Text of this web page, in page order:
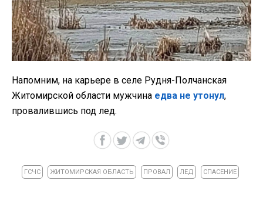
Напомним, на карьере в селе Рудня-Полчанская
Житомирской области мужчина едва не утонул,
провалившись под лед.
ГСЧС ЖИТОМИРСКАЯ ОБЛАСТЬ ПРОВАЛ ЛЕД СПАСЕНИЕ